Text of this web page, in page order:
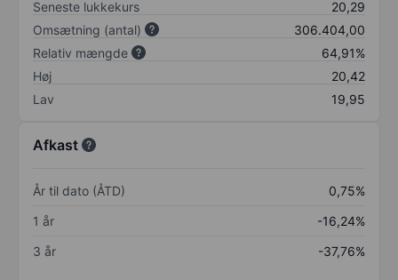
Seneste lukkekurs
20,29
Omsætning (antal)
306.404,00
Relativ mængde
64,91%
Høj
20,42
Lav
19,95
Afkast
År til dato (ÅTD)
0,75%
1 år
-16,24%
3 år
-37,76%